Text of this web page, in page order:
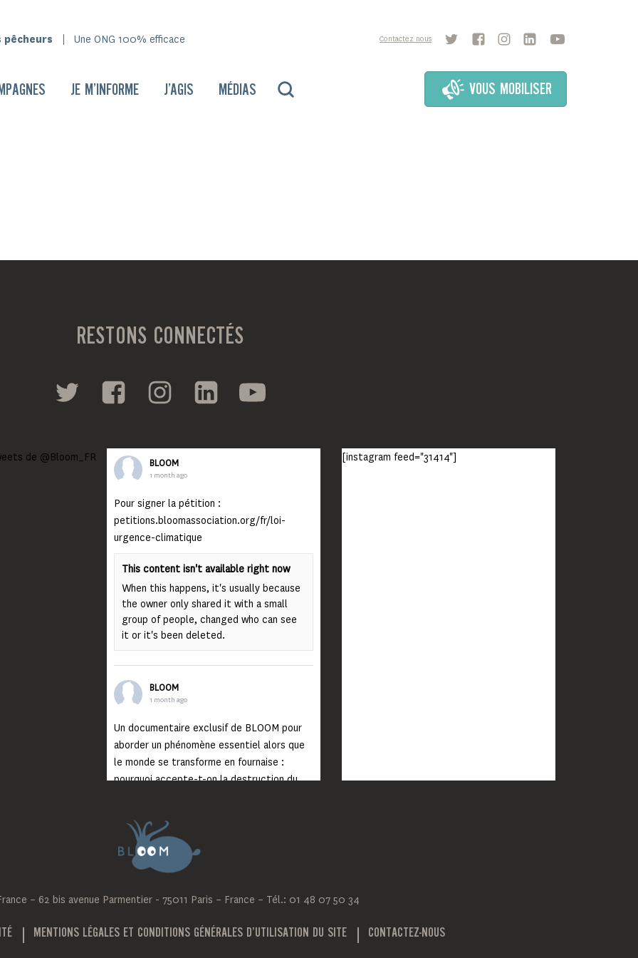
Une ONG 100% efficace Contactez nous
JE M’INFORME J’AGIS MÉDIAS VOUS MOBILISER
RESTONS CONNECTÉS
de @Bloom_FR BLOOM
1 month ago
Pour signer la pétition :
petitions.bloomassociation.org/fr/loi-
urgence-climatique
This content isn't available right now
When this happens, it's usually because
the owner only shared it with a small
group of people, changed who can see
it or it's been deleted.
BLOOM
1 month ago
Un documentaire exclusif de BLOOM pour
aborder un phénomène essentiel alors que
le monde se transforme en fournaise :
pourquoi accepte-t-on la destruction du
Lisez jusqu’au bout et rendez-vous sur
notre chaîne Youtube (lien en bio) pour
découvrir un film qui génèrera deux choses
importantes : des conversations
proches, et la conscience de tout ... Voir plus
Photo
[instagram feed="31414"]
– 62 bis avenue Parmentier - 75011 Paris – France – Tél.: 01 48 07 50 34
MENTIONS LÉGALES ET CONDITIONS GÉNÉRALES D’UTILISATION DU SITE CONTACTEZ-NOUS